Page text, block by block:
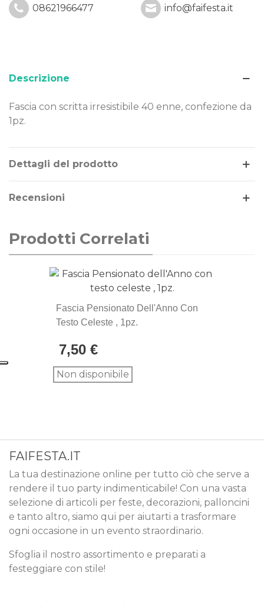
08621966477 info@faifesta.it
Descrizione
Fascia con scritta irresistibile 40 enne, confezione da
1pz.
Dettagli del prodotto
Recensioni
Prodotti Correlati
Fascia Pensionato Dell'Anno Con
Testo Celeste , 1pz.
7,50 €
Non disponibile
FAIFESTA.IT
La tua destinazione online per tutto ciò che serve a
rendere il tuo party indimenticabile! Con una vasta
selezione di articoli per feste, decorazioni, palloncini
e tanto altro, siamo qui per aiutarti a trasformare
ogni occasione in un evento straordinario.
Sfoglia il nostro assortimento e preparati a
festeggiare con stile!